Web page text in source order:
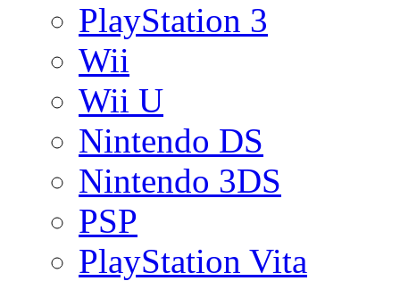
PlayStation 3
Wii
Wii U
Nintendo DS
Nintendo 3DS
PSP
PlayStation Vita